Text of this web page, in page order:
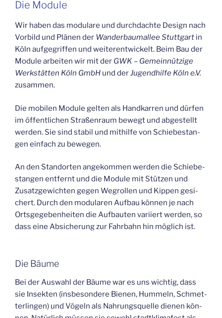
Die Modu­le
Wir haben das modu­la­re und durch­dach­te Design nach
Vor­bild und Plä­nen der Wan­der­baum­al­lee Stutt­gart in
Köln auf­ge­grif­fen und wei­ter­ent­wi­ckelt. Beim Bau der
Modu­le arbei­ten wir mit der GWK – Gemein­nüt­zi­ge
Werk­stät­ten Köln GmbH und derJugend­hil­fe Köln e.V.
zusammen.
Die mobi­len Modu­le gel­ten als Hand­kar­ren und dür­fen
im öffent­li­chen Stra­ßen­raum bewegt und abge­stellt
wer­den. Sie sind sta­bil und mit­hil­fe von Schie­be­stan­
gen ein­fach zu bewegen.
An den Stand­or­ten ange­kom­men wer­den die Schie­be­
stan­gen ent­fernt und die Modu­le mit Stüt­zen und
Zusatz­ge­wich­ten gegen Weg­rol­len und Kip­pen gesi­
chert. Durch den modu­la­ren Auf­bau kön­nen je nach
Orts­ge­ge­ben­hei­ten die Auf­bau­ten vari­iert wer­den, so
dass eine Absi­che­rung zur Fahr­bahn hin mög­lich ist.
Die Bäu­me
Bei der Aus­wahl der Bäu­me war es uns wich­tig, dass
sie Insek­ten (ins­be­son­de­re Bie­nen, Hum­meln, Schmet­
ter­lin­gen) und Vögeln als Nah­rungs­quel­le die­nen kön­